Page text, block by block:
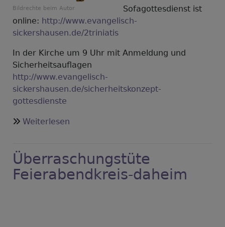
Bildrechte beim Autor
Sofagottesdienst ist
online: http://www.evangelisch-
sickershausen.de/2triniatis
In der Kirche um 9 Uhr mit Anmeldung und
Sicherheitsauflagen
http://www.evangelisch-
sickershausen.de/sicherheitskonzept-
gottesdienste
Weiterlesen
Was
ein
Ochse
Überraschungstüte
Feierabendkreis-daheim